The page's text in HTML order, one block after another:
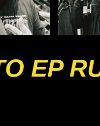
EP